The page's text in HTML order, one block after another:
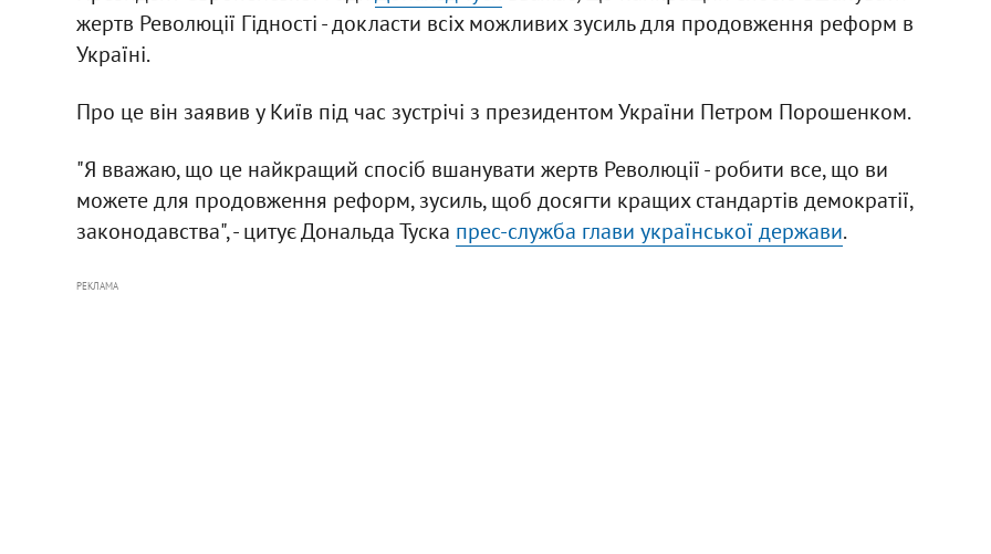
жертв Революції Гідності - докласти всіх можливих зусиль для продовження реформ в
Україні.
Про це він заявив у Київ під час зустрічі з президентом України Петром Порошенком.
"Я вважаю, що це найкращий спосіб вшанувати жертв Революції - робити все, що ви
можете для продовження реформ, зусиль, щоб досягти кращих стандартів демократії,
законодавства", - цитує Дональда Туска прес-служба глави української держави.
РЕКЛАМА